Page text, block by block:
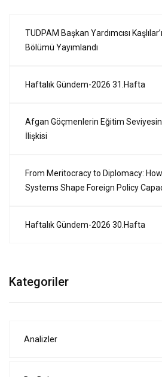
TUDPAM Başkan Yardımcısı
Bölümü Yayımlandı
Haftalık Gündem-2026 31.Hafta
Afgan Göçmenlerin Eğitim
İlişkisi
From Meritocracy to Diplomacy:
Systems Shape Foreign Policy
Haftalık Gündem-2026 30.Hafta
Kategoriler
Analizler